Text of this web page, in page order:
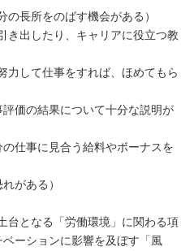
長所をのばす機会がある）
き出したり、キャリアに役立つ教
力して仕事をすれば、ほめてもら
価の結果について十分な説明が
仕事に見合う給料やボーナスを
がある）
となる「労働環境」に関わる項
ーションに影響を及ぼす「風